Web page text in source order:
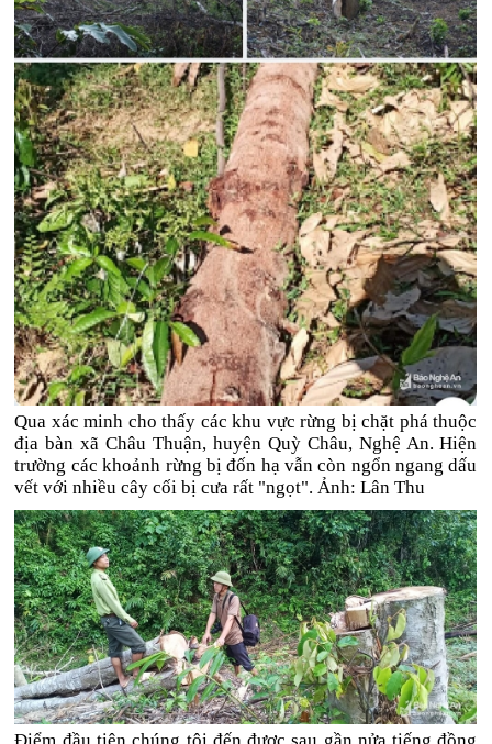
Qua xác minh cho thấy các khu vực rừng bị chặt phá thuộc
địa bàn xã Châu Thuận, huyện Quỳ Châu, Nghệ An. Hiện
trường các khoảnh rừng bị đốn hạ vẫn còn ngổn ngang dấu
vết với nhiều cây cối bị cưa rất "ngọt". Ảnh: Lân Thu